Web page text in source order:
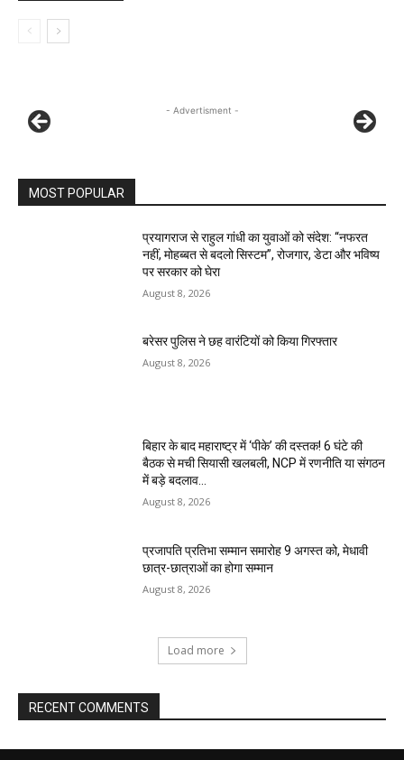
- Advertisment -
MOST POPULAR
प्रयागराज से राहुल गांधी का युवाओं को संदेश: “नफरत
नहीं, मोहब्बत से बदलो सिस्टम”, रोजगार, डेटा और भविष्य
पर सरकार को घेरा
August 8, 2026
बरेसर पुलिस ने छह वारंटियों को किया गिरफ्तार
August 8, 2026
बिहार के बाद महाराष्ट्र में ‘पीके’ की दस्तक! 6 घंटे की
बैठक से मची सियासी खलबली, NCP में रणनीति या संगठन
में बड़े बदलाव...
August 8, 2026
प्रजापति प्रतिभा सम्मान समारोह 9 अगस्त को, मेधावी
छात्र-छात्राओं का होगा सम्मान
August 8, 2026
Load more
RECENT COMMENTS